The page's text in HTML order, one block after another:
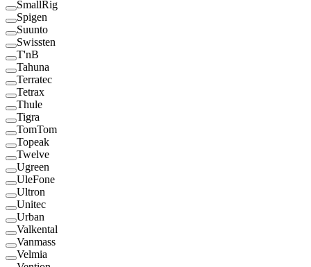
SmallRig
Spigen
Suunto
Swissten
T'nB
Tahuna
Terratec
Tetrax
Thule
Tigra
TomTom
Topeak
Twelve
Ugreen
UleFone
Ultron
Unitec
Urban
Valkental
Vanmass
Velmia